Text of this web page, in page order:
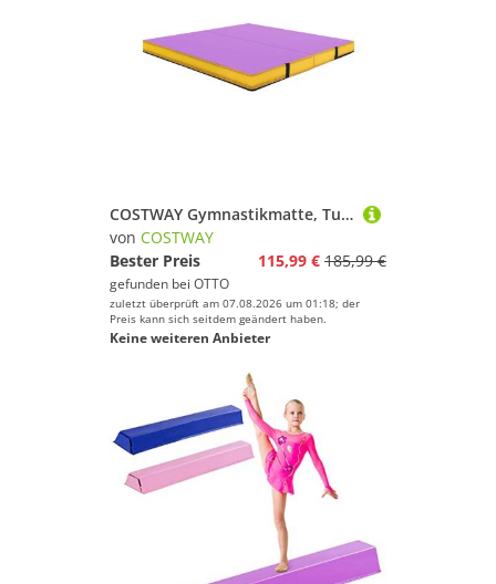
COSTWAY Gymnastikmatte, Turnmatte klappbar, Fitness-Matte 122x122x10 cm
von COSTWAY
Bester Preis
115,99 € 185,99 €
gefunden bei OTTO
zuletzt überprüft am 07.08.2026 um 01:18; der
Preis kann sich seitdem geändert haben.
Keine weiteren Anbieter